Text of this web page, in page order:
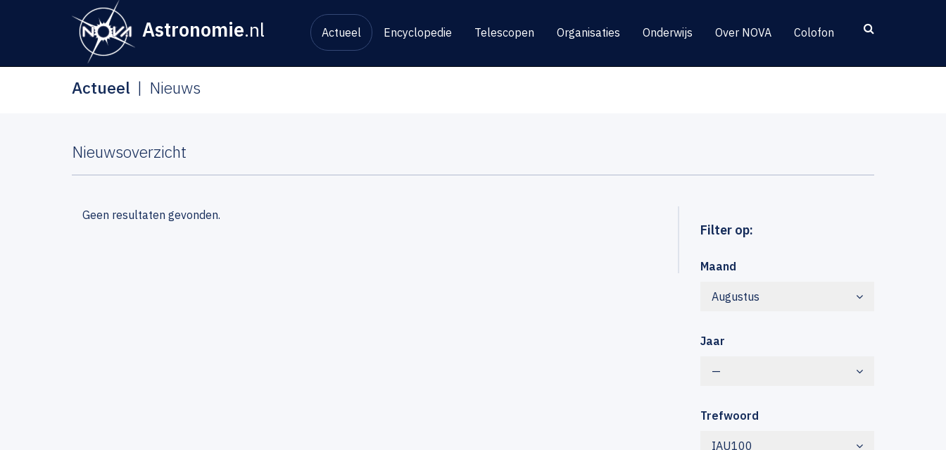
Astronomie.nl Actueel Encyclopedie Telescopen Organisaties Onderwijs Over NOVA Colofon
Actueel Nieuws
Nieuwsoverzicht
Filter op:
Maand
Augustus
Jaar
—
Trefwoord
IAU100
Geen resultaten gevonden.